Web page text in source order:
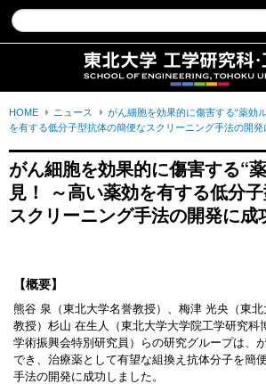
HOME ニュース
がん細胞を効果的に傷害する“薬効
を有する低分子型抗体の簡便なスクリーニング手法の開発
がん細胞を効果的に傷害する“
見！ ～高い薬効を有する低分
スクリーニング手法の開発に成
【概要】
熊谷 泉（東北大学名誉教授）、梅津 光央（東
教授）杉山 在生人（東北大学大学院工学研究科
学術振興会特別研究員）らの研究グループは、
でき、治療薬として有望な組換え抗体分子を簡
手法の開発に成功しました。